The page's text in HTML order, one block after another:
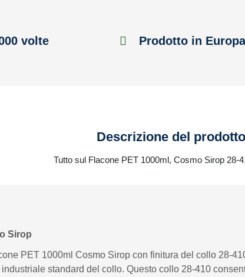
volte Prodotto in Europa
Descrizione del prodotto
Tutto sul Flacone PET 1000ml, Cosmo Sirop 28-
Sirop
PET 1000ml Cosmo Sirop con finitura del collo 28-
standard del collo. Questo collo 28-410